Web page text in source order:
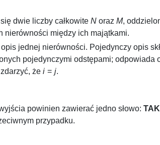
dwie liczby całkowite N oraz M,
nierówności między ich majątkami.
jednej nierówności. Pojedynczy opis
pojedynczymi odstępami; odpowiada
że i = j.
powinien zawierać jedno słowo: TAK
przypadku.